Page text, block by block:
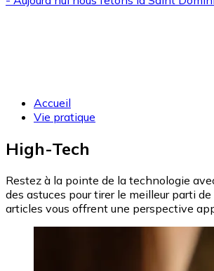
Accueil
Vie pratique
High-Tech
Restez à la pointe de la technologie
des astuces pour tirer le meilleur parti
articles vous offrent une perspective